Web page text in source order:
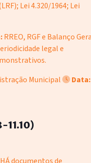
Lei 4.320/1964; Lei
RREO, RGF e Balanço
legal e
Municipal
Data:
11.10)